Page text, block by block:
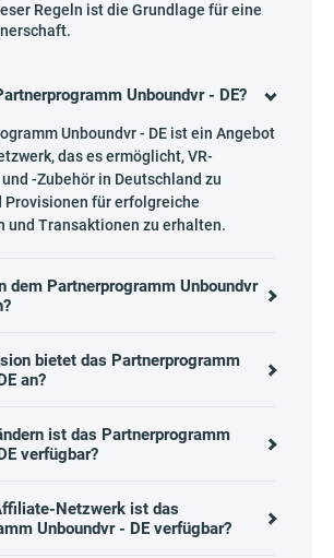
Regeln ist die Grundlage für eine
Unboundvr - DE?
Unboundvr - DE ist ein Angebot
das es ermöglicht, VR-
-Zubehör in Deutschland zu
Provisionen für erfolgreiche
und Transaktionen zu erhalten.
dem Partnerprogramm Unboundvr
bietet das Partnerprogramm
an?
ist das Partnerprogramm
verfügbar?
Netzwerk ist das
Unboundvr - DE verfügbar?